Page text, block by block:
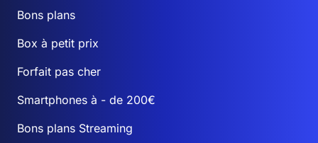
Bons plans
Box à petit prix
Forfait pas cher
Smartphones à - de 200€
Bons plans Streaming